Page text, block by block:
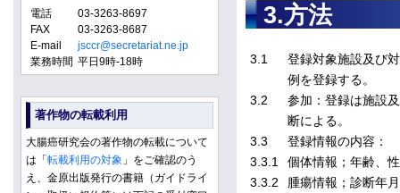
3.方法
3.1
登録対象施設及び
例を登録する。
3.2
参加：登録は施設
断による。
3.3
登録情報の内容：
3.3.1
個体情報；年齢、
3.3.2
腫瘍情報；診断年
電話
03-3263-8697
FAX
03-3263-8687
E-mail
jsccr@secretariat.ne.jp
業務時間 平日9時-18時
著作物の転載利用
大腸癌研究会の著作物の転載について
は「転載利用の対象 」をご確認のう
え、金原出版発行の書籍（ガイドライ